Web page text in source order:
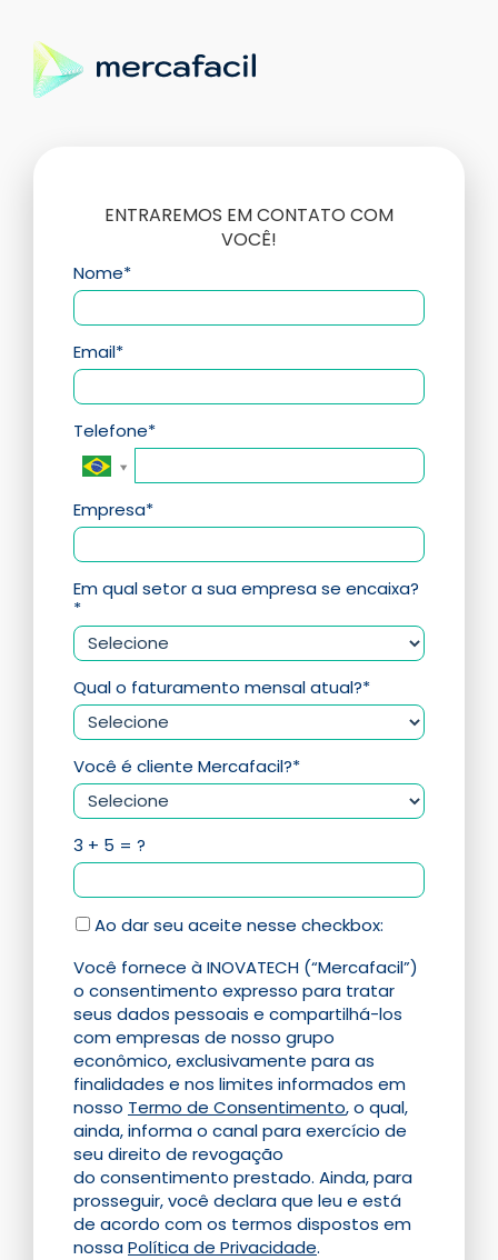
ENTRAREMOS EM CONTATO COM
VOCÊ!
Nome*
Email*
Telefone*
Empresa*
Em qual setor a sua empresa se encaixa?
*
Qual o faturamento mensal atual?*
Você é cliente Mercafacil?*
3 + 5 = ?
Ao dar seu aceite nesse checkbox:
Você fornece à INOVATECH (“Mercafacil”)
o consentimento expresso para tratar
seus dados pessoais e compartilhá-los
com empresas de nosso grupo
econômico, exclusivamente para as
finalidades e nos limites informados em
nosso Termo de Consentimento, o qual,
ainda, informa o canal para exercício de
seu direito de revogação
do consentimento prestado. Ainda, para
prosseguir, você declara que leu e está
de acordo com os termos dispostos em
nossaPolítica de Privacidade.